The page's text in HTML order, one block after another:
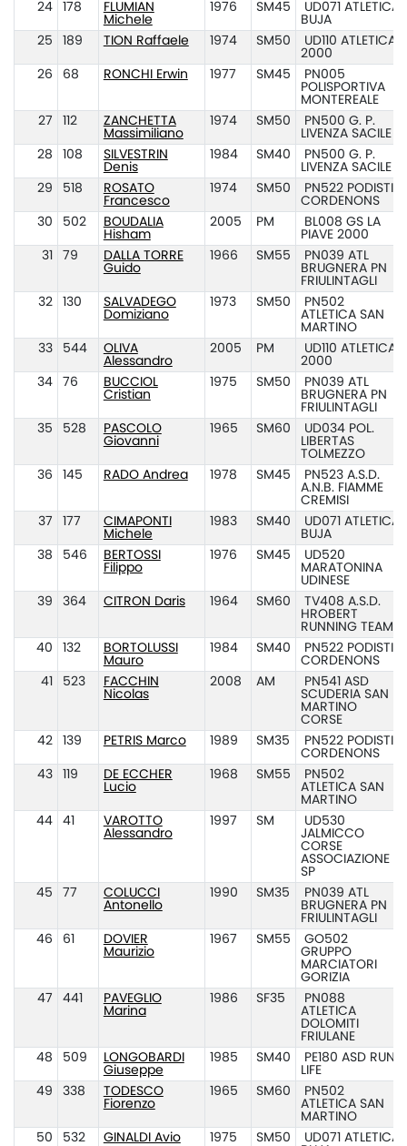
24
178
FLUMIAN
Michele
1976 SM45
UD071 ATLETICA
BUJA
25
189 TION Raffaele 1974 SM50
UD110 ATLETICA
2000
26
68 RONCHI Erwin 1977 SM45
PN005
POLISPORTIVA
MONTEREALE
27
112
ZANCHETTA
Massimiliano
1974 SM50
PN500 G. P.
LIVENZA SACILE
28
108
SILVESTRIN
Denis
1984 SM40
PN500 G. P.
LIVENZA SACILE
29
518
ROSATO
Francesco
1974 SM50
PN522 PODISTI
CORDENONS
30
502
BOUDALIA
Hisham
2005 PM
BL008 GS LA
PIAVE 2000
31
79
DALLA TORRE
Guido
1966 SM55
PN039 ATL
BRUGNERA PN
FRIULINTAGLI
32
130
SALVADEGO
Domiziano
1973 SM50
PN502
ATLETICA SAN
MARTINO
33
544
OLIVA
Alessandro
2005 PM
UD110 ATLETICA
2000
34
76
BUCCIOL
Cristian
1975 SM50
PN039 ATL
BRUGNERA PN
FRIULINTAGLI
35
528
PASCOLO
Giovanni
1965 SM60
UD034 POL.
LIBERTAS
TOLMEZZO
36
145 RADO Andrea 1978 SM45
PN523 A.S.D.
A.N.B. FIAMME
CREMISI
37
177
CIMAPONTI
Michele
1983 SM40
UD071 ATLETICA
BUJA
38
546
BERTOSSI
Filippo
1976 SM45
UD520
MARATONINA
UDINESE
39
364 CITRON Daris 1964 SM60
TV408 A.S.D.
HROBERT
RUNNING TEAM
40
132
BORTOLUSSI
Mauro
1984 SM40
PN522 PODISTI
CORDENONS
41
523
FACCHIN
Nicolas
2008 AM
PN541 ASD
SCUDERIA SAN
MARTINO
CORSE
42
139 PETRIS Marco 1989 SM35
PN522 PODISTI
CORDENONS
43
119
DE ECCHER
Lucio
1968 SM55
PN502
ATLETICA SAN
MARTINO
44
41
VAROTTO
Alessandro
1997 SM
UD530
JALMICCO
CORSE
ASSOCIAZIONE
SP
45
77
COLUCCI
Antonello
1990 SM35
PN039 ATL
BRUGNERA PN
FRIULINTAGLI
46
61
DOVIER
Maurizio
1967 SM55
GO502
GRUPPO
MARCIATORI
GORIZIA
47
441
PAVEGLIO
Marina
1986 SF35
PN088
ATLETICA
DOLOMITI
FRIULANE
48
509
LONGOBARDI
Giuseppe
1985 SM40
PE180 ASD RUN
LIFE
49
338
TODESCO
Fiorenzo
1965 SM60
PN502
ATLETICA SAN
MARTINO
50
532 GINALDI Avio 1975 SM50
UD071 ATLETICA